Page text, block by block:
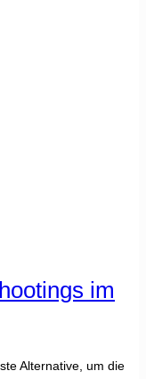
im
Alternative, um die